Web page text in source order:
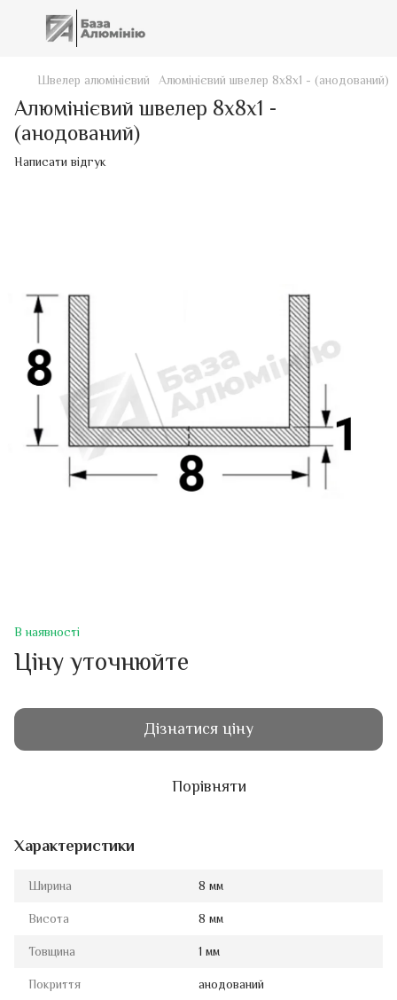
Швелер алюмінієвий Алюмінієвий швелер 8х8х1 - (анодований)
Алюмінієвий швелер 8х8х1 -
(анодований)
Написати відгук
В наявності
Ціну уточнюйте
Дізнатися ціну
Порівняти
Характеристики
Ширина 8 мм
Висота 8 мм
Товщина 1 мм
Покриття анодований